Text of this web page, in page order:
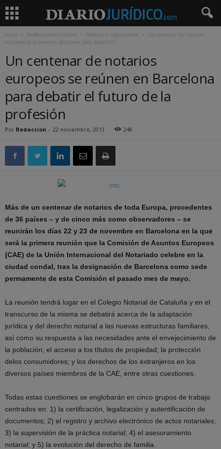
Inicio Profesionales Jurídicos Notarios y registradores
Un centenar de notarios
europeos se reúnen en Barcelona para debatir el...
Un centenar de notarios
europeos se reúnen en Barcelona
para debatir el futuro de la
profesión
Por Redaccion - 22 noviembre, 2013 248
Más de un centenar de notarios de toda Europa, procedentes
de 36 países – y de cinco más como observadores – se
reunirán los días 22 y 23 de novembre en Barcelona en la que
será la primera reunión que la Comisión de Asuntos Europeos
(CAE) de la Unión Internacional del Notariado celebre en la
ciudad condal, tras la designación de Barcelona como sede
permamente de esta Comisión el pasado mes de mayo.
La reunión tendrá lugar en el Colegio Notarial de Cataluña y en el
transcurso de la misma se debatirá acerca de la adaptación
jurídica y del derecho notarial a las nuevas estructuras familiares,
así como su respuesta a las necesidades ante el envejecimiento de
la población; el acceso a los títulos de propiedad; la protección
delos consumidores; y los derechos de los extranjeros en los
diversos países miembros de la CAE, entre otras cuestiones.
Todas estas cuestiones se englobarán en cinco grupos de trabajo
centrados en: 1) la certificación, legalización y autentificación de
documentos; 2) el registro y archivo electrónico de actos notariales;
3) la supervisión de la práctica notarial; 4) el asesoramiento
notarial; y 5) la evolución del derecho de familia.